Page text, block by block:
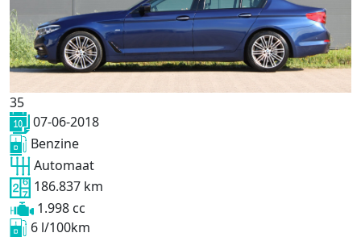
35
07-06-2018
Benzine
Automaat
186.837 km
1.998 cc
6 l/100km